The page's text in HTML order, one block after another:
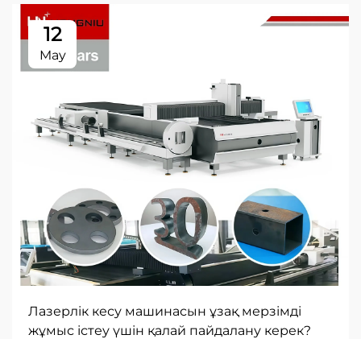
12
May
Лазерлік кесу машинасын ұзақ мерзімді
жұмыс істеу үшін қалай пайдалану керек?